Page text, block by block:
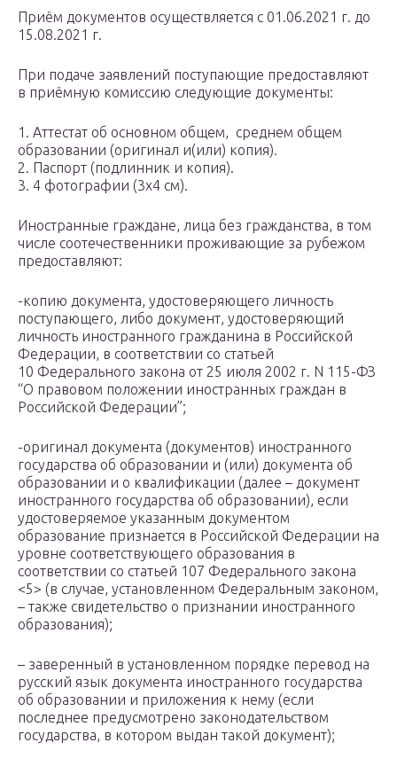
Приём документов осуществляется с 01.06.2021 г. до
15.08.2021 г.
При подаче заявлений поступающие предоставляют
в приёмную комиссию следующие документы:
1. Аттестат об основном общем, среднем общем
образовании (оригинал и(или) копия).
2. Паспорт (подлинник и копия).
3. 4 фотографии (3х4 см).
Иностранные граждане, лица без гражданства, в том
числе соотечественники проживающие за рубежом
предоставляют:
-копию документа, удостоверяющего личность
поступающего, либо документ, удостоверяющий
личность иностранного гражданина в Российской
Федерации, в соответствии со статьей
10 Федерального закона от 25 июля 2002 г. N 115-ФЗ
“О правовом положении иностранных граждан в
Российской Федерации”;
-оригинал документа (документов) иностранного
государства об образовании и (или) документа об
образовании и о квалификации (далее – документ
иностранного государства об образовании), если
удостоверяемое указанным документом
образование признается в Российской Федерации на
уровне соответствующего образования в
соответствии со статьей 107 Федерального закона
<5> (в случае, установленном Федеральным законом,
– также свидетельство о признании иностранного
образования);
– заверенный в установленном порядке перевод на
русский язык документа иностранного государства
об образовании и приложения к нему (если
последнее предусмотрено законодательством
государства, в котором выдан такой документ);